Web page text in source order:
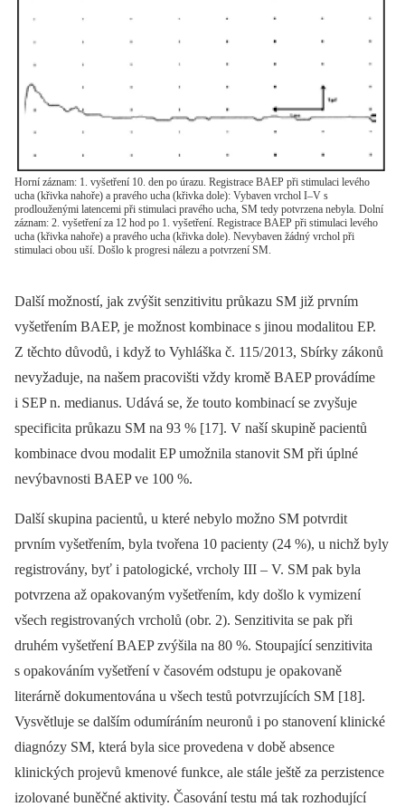
Horní záznam: 1. vyšetření 10. den po úrazu. Registrace BAEP při stimulaci levého
ucha (křivka nahoře) a pravého ucha (křivka dole): Vybaven vrchol I–V s
prodlouženými latencemi při stimulaci pravého ucha, SM tedy potvrzena nebyla. Dolní
záznam: 2. vyšetření za 12 hod po 1. vyšetření. Registrace BAEP při stimulaci levého
ucha (křivka nahoře) a pravého ucha (křivka dole). Nevybaven žádný vrchol při
stimulaci obou uší. Došlo k progresi nálezu a potvrzení SM.
Další možností, jak zvýšit senzitivitu průkazu SM již prvním
vyšetřením BAEP, je možnost kombinace s jinou modalitou EP.
Z těchto důvodů, i když to Vyhláška č. 115/ 2013, Sbírky zákonů
nevyžaduje, na našem pracovišti vždy kromě BAEP provádíme
i SEP n. medianus. Udává se, že touto kombinací se zvyšuje
specificita průkazu SM na 93 % [17]. V naší skupině pacientů
kombinace dvou modalit EP umožnila stanovit SM při úplné
nevýbavnosti BAEP ve 100 %.
Další skupina pacientů, u které nebylo možno SM potvrdit
prvním vyšetřením, byla tvořena 10 pacienty (24 %), u nichž byly
registrovány, byť i patologické, vrcholy III –⁠ V. SM pak byla
potvrzena až opakovaným vyšetřením, kdy došlo k vymizení
všech registrovaných vrcholů (obr. 2). Senzitivita se pak při
druhém vyšetření BAEP zvýšila na 80 %. Stoupající senzitivita
s opakováním vyšetření v časovém odstupu je opakovaně
literárně dokumentována u všech testů potvrzujících SM [18].
Vysvětluje se dalším odumíráním neuronů i po stanovení klinické
dia­gnózy SM, která byla sice provedena v době absence
klinických projevů kmenové funkce, ale stále ještě za perzistence
izolované buněčné aktivity. Časování testu má tak rozhodující